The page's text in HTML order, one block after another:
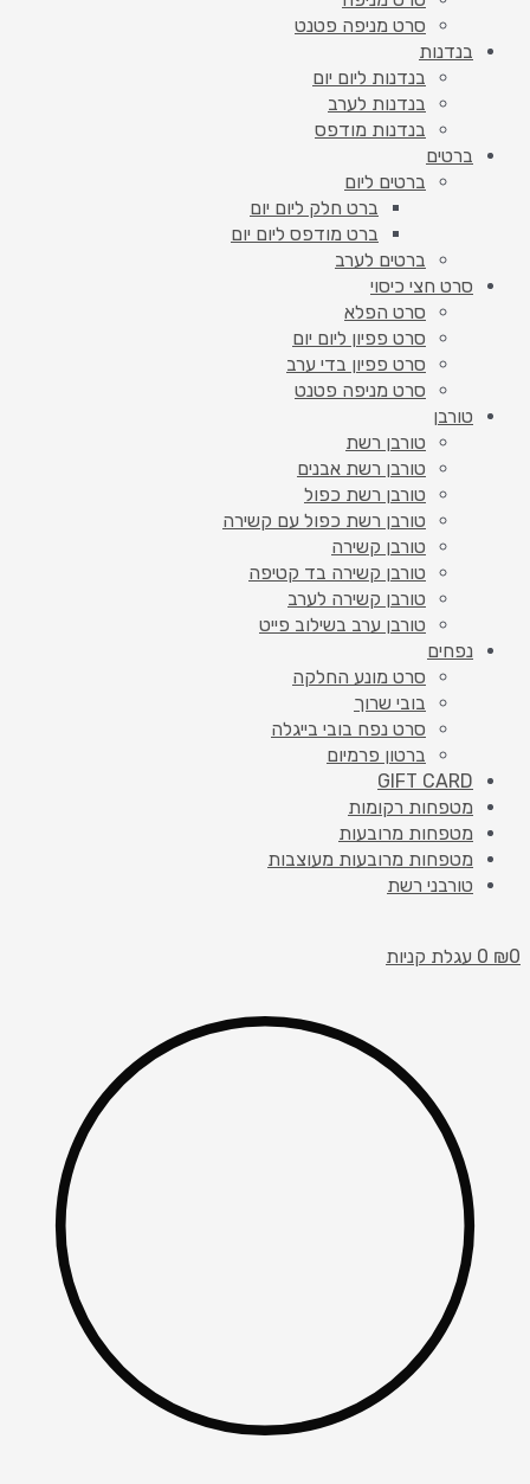
סרט מניפה פטנט
בנדנות
בנדנות ליום יום
בנדנות לערב
בנדנות מודפס
ברטים
ברטים ליום
ברט חלק ליום יום
ברט מודפס ליום יום
ברטים לערב
סרט חצי כיסוי
סרט הפלא
סרט פפיון ליום יום
סרט פפיון בדי ערב
סרט מניפה פטנט
טורבן
טורבן רשת
טורבן רשת אבנים
טורבן רשת כפול
טורבן רשת כפול עם קשירה
טורבן קשירה
טורבן קשירה בד קטיפה
טורבן קשירה לערב
טורבן ערב בשילוב פייט
נפחים
סרט מונע החלקה
בובי שרוך
סרט נפח בובי בייגלה
ברטון פרמיום
GIFT CARD
מטפחות רקומות
מטפחות מרובעות
מטפחות מרובעות מעוצבות
טורבני רשת
₪0
0 עגלת קניות